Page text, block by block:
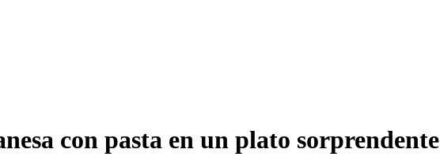
con pasta en un plato sorprendente